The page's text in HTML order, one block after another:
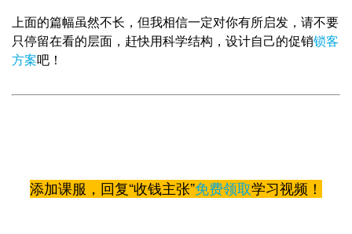
上面的篇幅虽然不长，但我相信一定对你有所启发，请不要
只停留在看的层面，赶快用科学结构，设计自己的促销锁客
方案吧！
添加课服，回复“收钱主张”免费领取学习视频！